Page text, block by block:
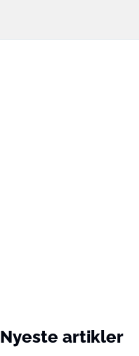
Nyeste artikler